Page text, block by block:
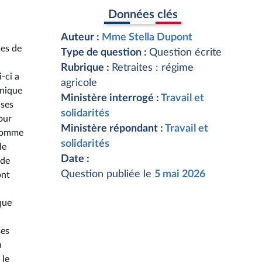
de
ci a
le
Données clés
Auteur : Mme Stella Dupont
Type de question : Question écrite
Rubrique : Retraites : régime
agricole
Ministère interrogé : Travail et
solidarités
Ministère répondant : Travail et
solidarités
Date :
Question publiée le 5 mai 2026